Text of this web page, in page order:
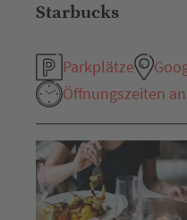
Starbucks
Parkplätze
Öffnungszeiten